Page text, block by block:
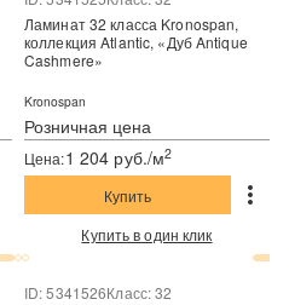
Розничная цена
Цена:1 204 руб./м2
Ламинат 32 класса Kronospan,
коллекция Atlantic, «Дуб Antique
Cashmere»
Kronospan
Купить
Купить в один клик
ID: 5341526Класс: 32